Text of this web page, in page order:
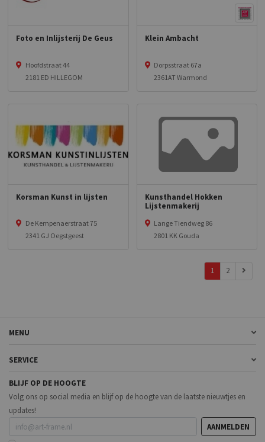
Foto en Inlijsterij De Geus
Hoofdstraat 44
2181 ED HILLEGOM
Klein Ambacht
Dorpsstraat 67a
2361AT Warmond
Korsman Kunst in lijsten
De Kempenaerstraat 75
2341 GJ Oegstgeest
Kunsthandel Hokken
Lijstenmakerij
Lange Tiendweg 86
2801 KK Gouda
1 2
MENU
SERVICE
BLIJF OP DE HOOGTE
Volg ons op social media en blijf op de hoogte van de laatste nieuwtjes en
updates!
AANMELDEN